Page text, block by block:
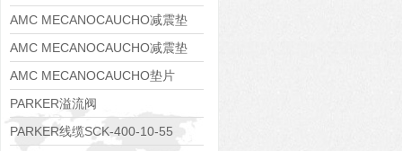
AMC MECANOCAUCHO减震垫
138552
AMC MECANOCAUCHO减震垫
138551
AMC MECANOCAUCHO垫片
608074
PARKER溢流阀
RE06M35W2N1KWXG087
PARKER线缆SCK-400-10-55